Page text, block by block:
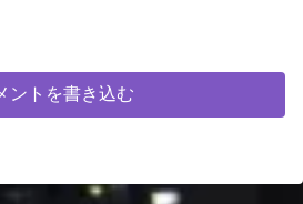
ントを書き込む